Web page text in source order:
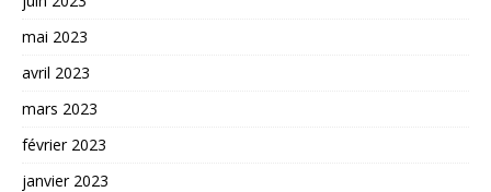
mai 2023
avril 2023
mars 2023
février 2023
janvier 2023